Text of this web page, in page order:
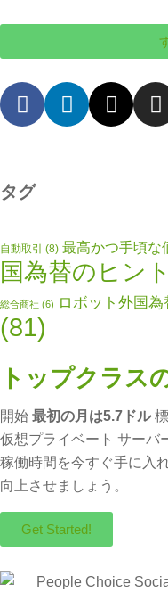
タグ
自動取引 (8) 最高かつ手頃な
国為替のヒント
総合商社 (6) ロボット外国為
(81)
トップクラス
開始 最初の月は5.7ドル標
仮想プライベート サーバ
稼働時間を今すぐ手に入
向上させましょう。
Get Started!